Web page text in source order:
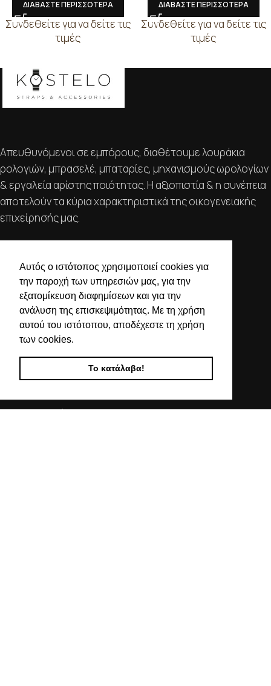
Αυτός ο ιστότοπος χρησιμοποιεί cookies για
την παροχή των υπηρεσιών μας, για την
εξατομίκευση διαφημίσεων και για την
ανάλυση της επισκεψιμότητας. Με τη χρήση
αυτού του ιστότοπου, αποδέχεστε τη χρήση
των cookies.
Το κατάλαβα!
ΔΙΑΒΑΣΤΕ ΠΕΡΙΣΣΟΤΕΡΑ
Συνδεθείτε για να δείτε τις
τιμές
ΔΙΑΒΑΣΤΕ ΠΕΡΙΣΣΟΤΕΡΑ
Συνδεθείτε για να δείτε τις
τιμές
Απευθυνόμενοι σε εμπόρους, διαθέτουμε λουράκια
ρολογιών, μπρασελέ, μπαταρίες, μηχανισμούς ωρολογίων
& εργαλεία αρίστης ποιότητας. Η αξιοπιστία & η συνέπεια
αποτελούν τα κύρια χαρακτηριστικά της οικογενειακής
επιχείρησής μας.
ΧΡΗΣΙΜΕΣ ΠΛΗΡΟΦΟΡΙΕΣ
ΕΠΙΚΟΙΝΩΝΙΑ
ΟΡΟΙ ΧΡΗΣΗΣ
ΤΡΟΠΟΙ ΠΛΗΡΩΜΗΣ ΑΠΟΣΤΟΛΗΣ
ΠΟΛΙΤΙΚΗ ΑΠΟΡΡΗΤΟΥ
Ο ΛΟΓΑΡΙΑΣΜΟΣ ΜΟΥ
ΣΤΟΙΧΕΙΑ ΕΠΙΚΟΙΝΩΝΙΑΣ
Θεσσαλονίκη